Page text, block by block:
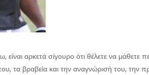
αρκετά σίγουρο ότι θέλετε να μάθετε
τα βραβεία και την αναγνώρισή του,